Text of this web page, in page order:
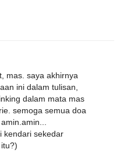
mas. saya akhirnya
ini dalam tulisan,
dalam mata mas
semoga semua doa
kendari sekedar